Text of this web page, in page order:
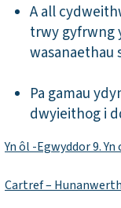
A all
trwy gyfrwng
wasanaethau
Pa gamau
dwyieithog i
Yn ôl -Egwyddor 9.
Cartref –